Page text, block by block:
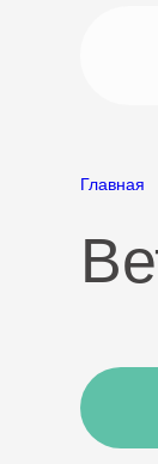
Главная